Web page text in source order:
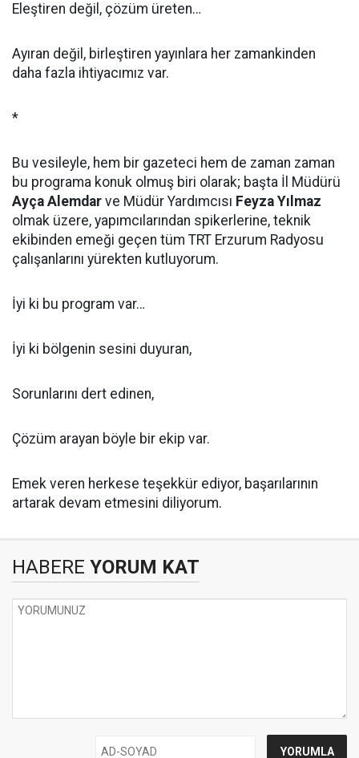
Eleştiren değil, çözüm üreten…
Ayıran değil, birleştiren yayınlara her zamankinden
daha fazla ihtiyacımız var.
*
Bu vesileyle, hem bir gazeteci hem de zaman zaman
bu programa konuk olmuş biri olarak; başta İl Müdürü
Ayça Alemdar ve Müdür Yardımcısı Feyza Yılmaz
olmak üzere, yapımcılarından spikerlerine, teknik
ekibinden emeği geçen tüm TRT Erzurum Radyosu
çalışanlarını yürekten kutluyorum.
İyi ki bu program var…
İyi ki bölgenin sesini duyuran,
Sorunlarını dert edinen,
Çözüm arayan böyle bir ekip var.
Emek veren herkese teşekkür ediyor, başarılarının
artarak devam etmesini diliyorum.
HABERE YORUM KAT